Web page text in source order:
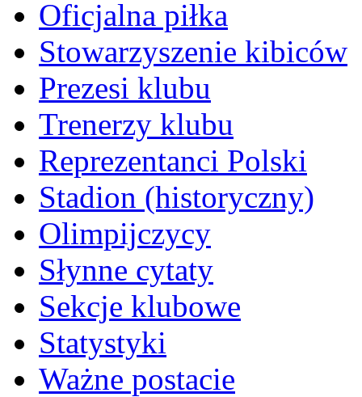
Oficjalna piłka
Stowarzyszenie kibiców
Prezesi klubu
Trenerzy klubu
Reprezentanci Polski
Stadion (historyczny)
Olimpijczycy
Słynne cytaty
Sekcje klubowe
Statystyki
Ważne postacie